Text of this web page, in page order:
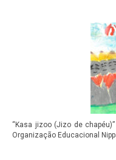
“Kasa jizoo (Jizo de
Organização Educacional